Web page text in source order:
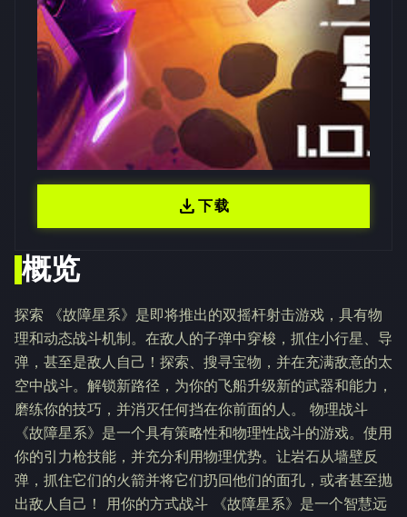
概览
探索 《故障星系》是即将推出的双摇杆射击游戏，具有物
理和动态战斗机制。在敌人的子弹中穿梭，抓住小行星、导
弹，甚至是敌人自己！探索、搜寻宝物，并在充满敌意的太
空中战斗。解锁新路径，为你的飞船升级新的武器和能力，
磨练你的技巧，并消灭任何挡在你前面的人。 物理战斗
《故障星系》是一个具有策略性和物理性战斗的游戏。使用
你的引力枪技能，并充分利用物理优势。让岩石从墙壁反
弹，抓住它们的火箭并将它们扔回他们的面孔，或者甚至抛
出敌人自己！ 用你的方式战斗 《故障星系》是一个智慧远
download下载